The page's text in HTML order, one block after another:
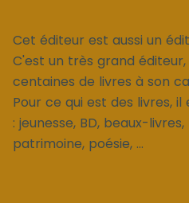
Cet éditeur est aussi un
C'est un très grand
centaines de livres à son
Pour ce qui est des livres,
: jeunesse, BD, beaux-
patrimoine, poésie, ...